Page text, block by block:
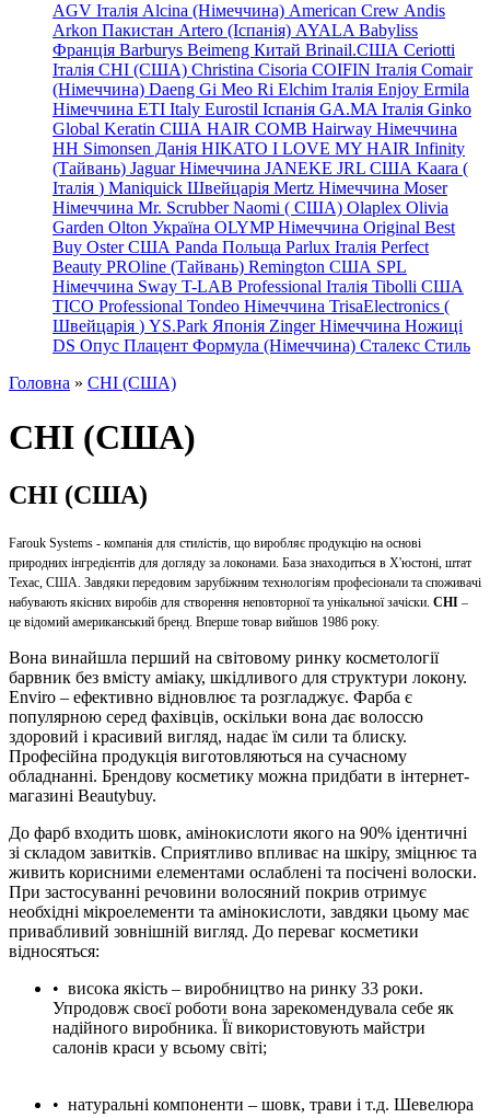
AGV Італія Alcina (Німеччина) American Crew Andis
Arkon Пакистан Artero (Іспанія) AYALA Babyliss
Франція Barburys Beimeng Китай Brinail.США Ceriotti
Італія CHI (США) Christina Cisoria COIFIN Італія Comair
(Німеччина) Daeng Gi Meo Ri Elchim Італія Enjoy Ermila
Німеччина ETI Italy Eurostil Іспанія GA.MA Італія Ginko
Global Keratin США HAIR COMB Hairway Німеччина
HH Simonsen Данія HIKATO I LOVE MY HAIR Infinity
(Тайвань) Jaguar Німеччина JANEKE JRL США Kaara (
Італія ) Maniquick Швейцарія Mertz Німеччина Moser
Німеччина Mr. Scrubber Naomi ( США) Olaplex Olivia
Garden Olton Україна OLYMP Німеччина Original Best
Buy Oster США Panda Польща Parlux Італія Perfect
Beauty PROline (Тайвань) Remington США SPL
Німеччина Sway T-LAB Professional Італія Tibolli США
TICO Professional Tondeo Німеччина TrisaElectronics (
Швейцарія ) YS.Park Японія Zinger Німеччина Ножиці
DS Опус Плацент Формула (Німеччина) Сталекс Стиль
Головна » CHI (США)
CHI (США)
CHI (США)
Farouk Systems - компанія для стилістів, що виробляє продукцію на основі
природних інгредієнтів для догляду за локонами. База знаходиться в Х'юстоні, штат
Техас, США. Завдяки передовим зарубіжним технологіям професіонали та споживачі
набувають якісних виробів для створення неповторної та унікальної зачіски. CHI –
це відомий американський бренд. Вперше товар вийшов 1986 року.
Вона винайшла перший на світовому ринку косметології
барвник без вмісту аміаку, шкідливого для структури локону.
Enviro – ефективно відновлює та розгладжує. Фарба є
популярною серед фахівців, оскільки вона дає волоссю
здоровий і красивий вигляд, надає їм сили та блиску.
Професійна продукція виготовляються на сучасному
обладнанні. Брендову косметику можна придбати в інтернет-
магазині Beautybuy.
До фарб входить шовк, амінокислоти якого на 90% ідентичні
зі складом завитків. Сприятливо впливає на шкіру, зміцнює та
живить корисними елементами ослаблені та посічені волоски.
При застосуванні речовини волосяний покрив отримує
необхідні мікроелементи та амінокислоти, завдяки цьому має
привабливий зовнішній вигляд. До переваг косметики
відносяться:
• висока якість – виробництво на ринку 33 роки.
Упродовж своєї роботи вона зарекомендувала себе як
надійного виробника. Їївикористовують майстри
салонів краси у всьому світі;
• натуральні компоненти – шовк, трави і т.д. Шевелюра